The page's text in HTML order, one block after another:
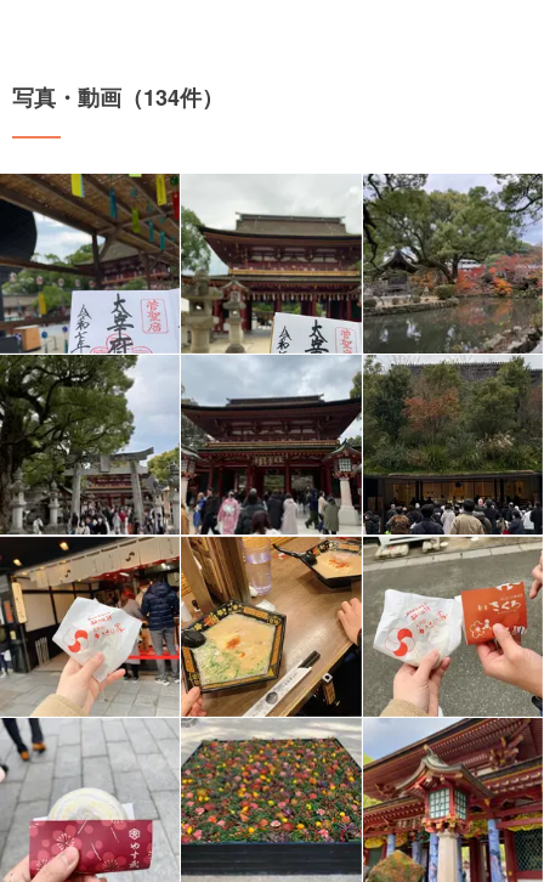
写真・動画（134件）